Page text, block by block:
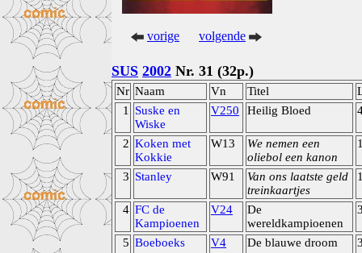
vorige volgende
SUS 2002 Nr. 31 (32p.)
Nr Naam Vn Titel
1
Suske en
Wiske
V250 Heilig Bloed
2 Koken met
Kokkie
W13
We nemen een
oliebol een kanon
3 Stanley W91
Van ons laatste geld
treinkaartjes
4 FC de
Kampioenen
V24
De
wereldkampioenen
5 Boeboeks V4 De blauwe droom